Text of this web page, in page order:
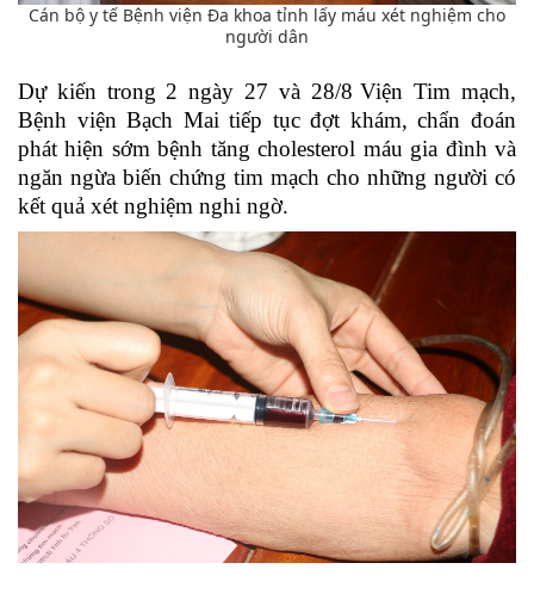
Cán bộ y tế Bệnh viện Đa khoa tỉnh lấy máu xét nghiệm cho
người dân
Dự kiến trong 2 ngày 27 và 28/8 Viện Tim mạch,
Bệnh viện Bạch Mai tiếp tục đợt khám, chẩn đoán
phát hiện sớm bệnh tăng cholesterol máu gia đình và
ngăn ngừa biến chứng tim mạch cho những người có
kết quả xét nghiệm nghi ngờ.